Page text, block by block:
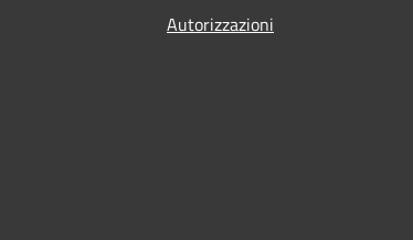
Autorizzazioni